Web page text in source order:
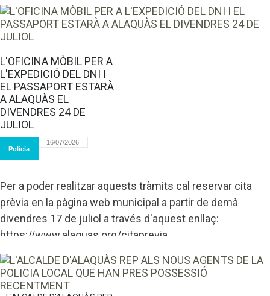
L'OFICINA MÒBIL PER A
L'EXPEDICIÓ DEL DNI I
EL PASSAPORT ESTARÀ
A ALAQUÀS EL
DIVENDRES 24 DE
JULIOL
Policia
16/07/2026
Per a poder realitzar aquests tràmits cal reservar cita
prèvia en la pàgina web municipal a partir de demà
divendres 17 de juliol a través d'aquest enllaç:
https://www.alaquas.org/citaprevia...